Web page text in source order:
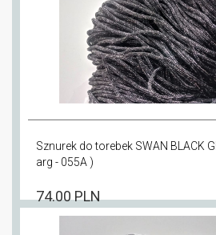
Sznurek do torebek SWAN BLACK
arg - 055A )
74.00 PLN